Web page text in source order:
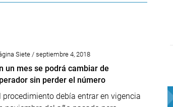
Siete / septiembre 4, 2018
un mes se podrá cambiar de
sin perder el número
procedimiento debía entrar en vigencia